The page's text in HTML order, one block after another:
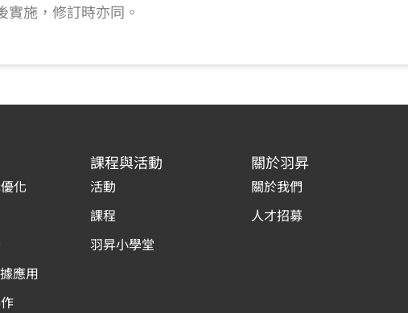
施，修訂時亦同。
化
應用
課程與活動
活動
課程
羽昇小學堂
關於羽昇
關於我們
人才招募